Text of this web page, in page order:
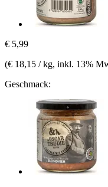
€ 5,99
(€ 18,15 / kg, inkl. 13%
Geschmack: